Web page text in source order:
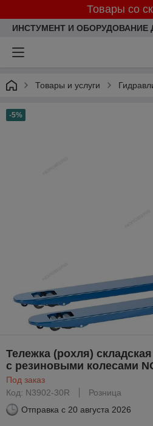
Товары со
ИНСТУМЕНТ И ОБОРУДОВАНИЕ
Товары и услуги
-5%
Тележка (рохля)
с резиновыми колесами
Под заказ
Код: N3902-30R
Розница
Отправка с 20 августа 2026